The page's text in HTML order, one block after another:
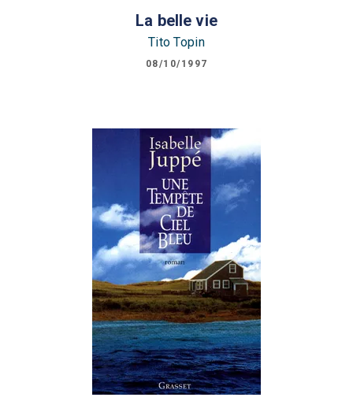
La belle vie
Tito Topin
08/10/1997